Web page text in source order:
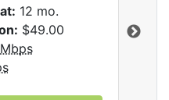
12 mo.
$49.00
Mbps